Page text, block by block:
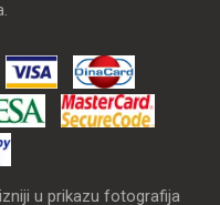
u prikazu fotografija